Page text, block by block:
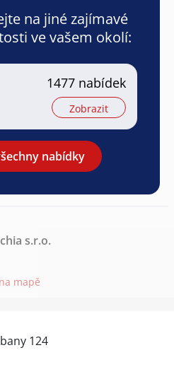
na jiné zajímavé
ve vašem okolí:
1477 nabídek
Zobrazit
nabídky
s.r.o.
mapě
124